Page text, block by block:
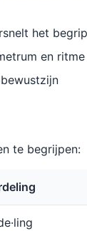
het begrip
en ritme
te begrijpen: